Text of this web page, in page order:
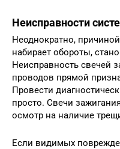
Неисправности
Неоднократно,
набирает обороты,
Неисправность свечей
проводов прямой
Провести
просто. Свечи
осмотр на наличие
Если видимых